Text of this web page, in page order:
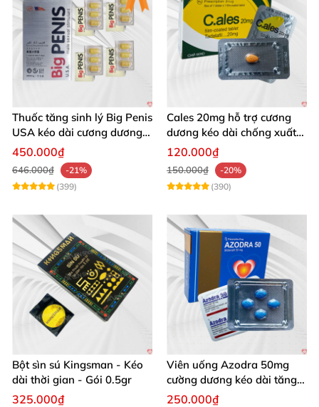
Thuốc tăng sinh lý Big Penis
USA kéo dài cương dương
chống xuất tinh sớm
450.000₫
646.000₫
-21%
(399)
Cales 20mg hỗ trợ cương
dương kéo dài chống xuất
tinh sớm thành phần
120.000₫
150.000₫
-20%
(390)
Bột sìn sú Kingsman - Kéo
dài thời gian - Gói 0.5gr
325.000₫
Viên uống Azodra 50mg
cường dương kéo dài tăng
sinh lý nam
250.000₫